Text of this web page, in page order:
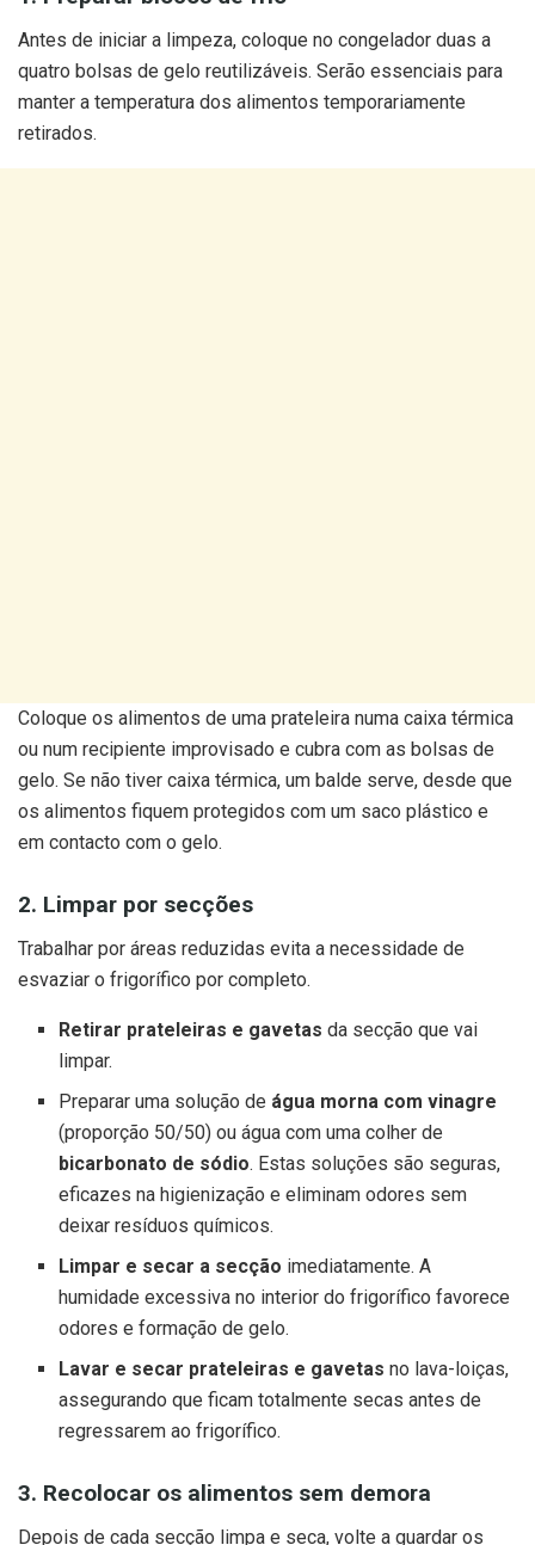
Antes de iniciar a limpeza, coloque no congelador duas a
quatro bolsas de gelo reutilizáveis. Serão essenciais para
manter a temperatura dos alimentos temporariamente
retirados.
Coloque os alimentos de uma prateleira numa caixa térmica
ou num recipiente improvisado e cubra com as bolsas de
gelo. Se não tiver caixa térmica, um balde serve, desde que
os alimentos fiquem protegidos com um saco plástico e
em contacto com o gelo.
2. Limpar por secções
Trabalhar por áreas reduzidas evita a necessidade de
esvaziar o frigorífico por completo.
Retirar prateleiras e gavetas da secção que vai
limpar.
Preparar uma solução de água morna com vinagre
(proporção 50/50) ou água com uma colher de
bicarbonato de sódio. Estas soluções são seguras,
eficazes na higienização e eliminam odores sem
deixar resíduos químicos.
Limpar e secar a secção imediatamente. A
humidade excessiva no interior do frigorífico favorece
odores e formação de gelo.
Lavar e secar prateleiras e gavetas no lava-loiças,
assegurando que ficam totalmente secas antes de
regressarem ao frigorífico.
3. Recolocar os alimentos sem demora
Depois de cada secção limpa e seca, volte a guardar os